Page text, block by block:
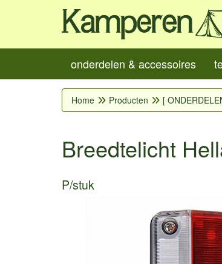
onderdelen & accessoires
Home Producten [
Breedtelicht
P/stuk